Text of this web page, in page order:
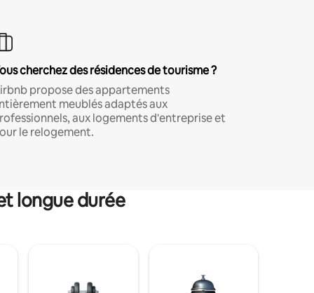
cherchez des résidences de tourisme ?
propose des appartements
meublés adaptés aux
aux logements d'entreprise et
le relogement.
longue durée